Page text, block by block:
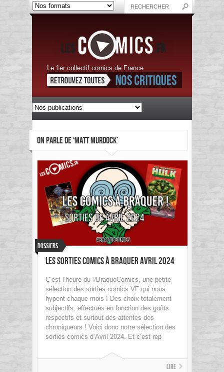
Le 1er collectif comics de France
ON PARLE DE ‘MATT MURDOCK’
Dossiers
Les sorties Comics à braquer Avril 2024
C’est l’heure du #BraquoComics, une petite
sélection des sorties comics VF qui nous
hypent chaque mois ! Des choix totalement
subjectifs, effectués en fonction des goûts
respectifs et surtout des attentes des
chroniqueurs ! Voici donc notre sélection des
sorties comics d’Avril 2024. Et c’est rep
Lire